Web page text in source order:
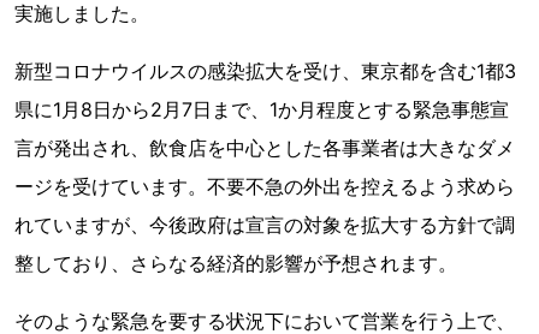
実施しました。
新型コロナウイルスの感染拡大を受け、東京都を含む1都3
県に1月8日から2月7日まで、1か月程度とする緊急事態宣
言が発出され、飲食店を中心とした各事業者は大きなダメ
ージを受けています。不要不急の外出を控えるよう求めら
れていますが、今後政府は宣言の対象を拡大する方針で調
整しており、さらなる経済的影響が予想されます。
そのような緊急を要する状況下において営業を行う上で、